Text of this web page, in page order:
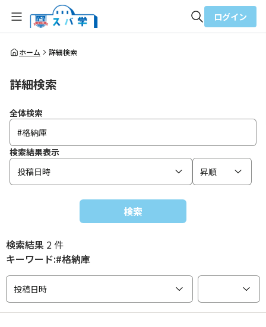
全体検索
ログイン
ホーム 詳細検索
詳細検索
全体検索
検索結果表示
投稿日時
昇順
検索
検索結果 2 件
キーワード:#格納庫
投稿日時